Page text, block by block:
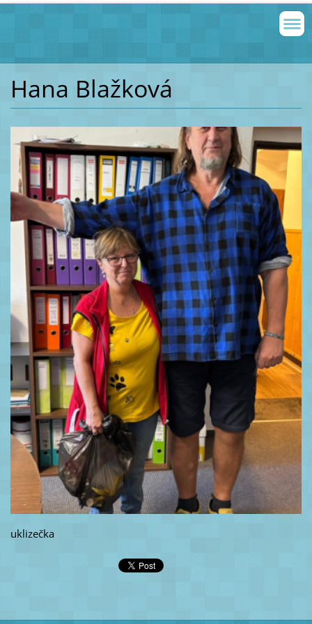
Hana Blažková
uklizečka